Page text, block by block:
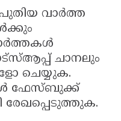
വാർത്ത
ചാനലും
ചെയ്യുക.
ഫേസ്ബുക്ക്
രേഖപ്പെടുത്തുക.